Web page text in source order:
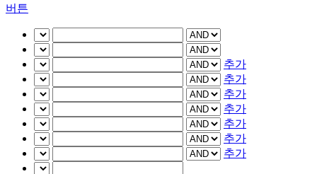
버튼
추가
추가
추가
추가
추가
추가
추가